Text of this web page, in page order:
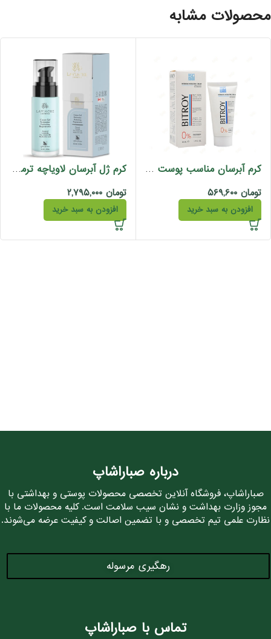
محصولات مشابه
کرم آبرسان مناسب پوست چرب بیتروی 50 میل
تومان
افزودن به سبد خرید
کرم ژل آبرسان لاویاچه ترمیم کننده سرامید مناسب پوست خشک نرمال
تومان
افزودن به سبد خرید
درباره صباراشاپ
صباراشاپ، فروشگاه آنلاین تخصصی محصولات پوستی و بهداشتی با
مجوز وزارت بهداشت و نشان سیب سلامت است. کلیه محصولات ما با
نظارت علمی تیم تخصصی و با تضمین اصالت و کیفیت عرضه می‌شوند.
رهگیری مرسوله
تماس با صباراشاپ